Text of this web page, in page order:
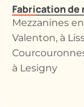
Fabrication de
Mezzanines
Valenton, à
à Lesigny